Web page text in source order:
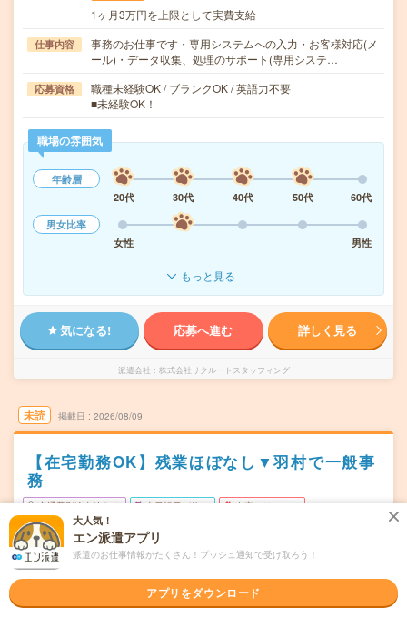
1ヶ月3万円を上限として実費支給
仕事内容
事務のお仕事です・専用システムへの入力・お客様対応(メ
ール)・データ収集、処理のサポート(専用システ…
応募資格
職種未経験OK / ブランクOK / 英語力不要
■未経験OK！
職場の雰囲気
年齢層
20代
30代 40代 50代
60代
男女比率
女性
男性
もっと見る
気になる! 応募へ進む 詳しく見る
派遣会社 株式会社リクルートスタッフィング
未読 掲載日 2026/08/09
【在宅勤務OK】残業ほぼなし▼羽村で一般事
務
交通費別途支給あり 土日祝日が休み 在宅・リモート
WEB登録OK
勤務地
東京都羽村市
羽村駅からバス8分／小作駅から徒歩18分
曜日頻度 月～金／週5日
大人気！
エン派遣アプリ
派遣のお仕事情報がたくさん！プッシュ通知で受け取ろう！
アプリをダウンロード